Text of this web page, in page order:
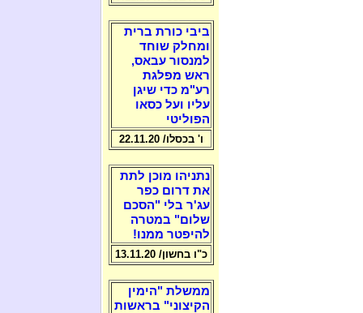
ביבי כורת ברית
ומחלק שוחד
למנסור עבאס,
ראש מפלגת
רע"מ כדי שיגן
עליו ועל כסאו
הפוליטי
ו' בכסלו/ 22.11.20
נתניהו מוכן לתת
את דרום כפר
עג'ר בלי "הסכם
שלום" במטרה
להיפטר ממנו!
כ"ו בחשון/ 13.11.20
ממשלת "הימין
הקיצוני" בראשות